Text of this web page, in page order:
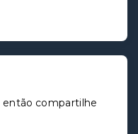
então compartilhe